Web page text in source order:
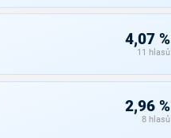
4,07 %
11 hlasů
2,96 %
8 hlasů